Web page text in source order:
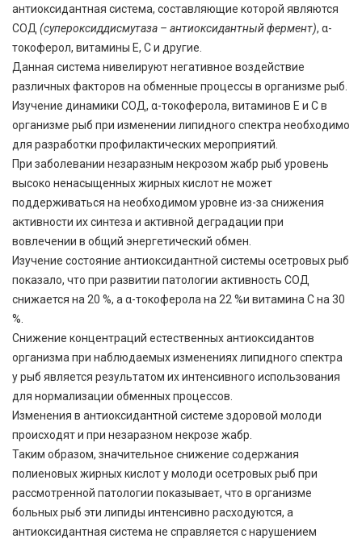
антиоксидантная система, составляющие которой являются
СОД (супероксиддисмутаза – антиоксидантный фермент), α-
токоферол, витамины Е, С и другие.
Данная система нивелируют негативное воздействие
различных факторов на обменные процессы в организме рыб.
Изучение динамики СОД, α-токоферола, витаминов Е и С в
организме рыб при изменении липидного спектра необходимо
для разработки профилактических мероприятий.
При заболевании незаразным некрозом жабр рыб уровень
высоко ненасыщенных жирных кислот не может
поддерживаться на необходимом уровне из-за снижения
активности их синтеза и активной деградации при
вовлечении в общий энергетический обмен.
Изучение состояние антиоксидантной системы осетровых рыб
показало, что при развитии патологии активность СОД
снижается на 20 %, а α-токоферола на 22 %и витамина С на 30
%.
Снижение концентраций естественных антиоксидантов
организма при наблюдаемых изменениях липидного спектра
у рыб является результатом их интенсивного использования
для нормализации обменных процессов.
Изменения в антиоксидантной системе здоровой молоди
происходят и при незаразном некрозе жабр.
Таким образом, значительное снижение содержания
полиеновых жирных кислот у молоди осетровых рыб при
рассмотренной патологии показывает, что в организме
больных рыб эти липиды интенсивно расходуются, а
антиоксидантная система не справляется с нарушением